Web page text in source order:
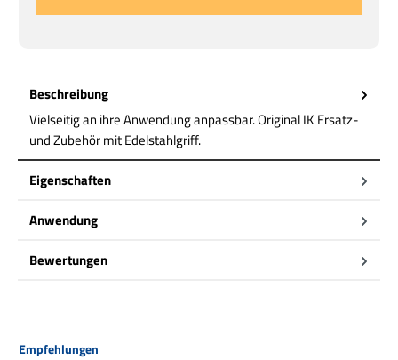
Beschreibung
Vielseitig an ihre Anwendung anpassbar. Original IK Ersatz-
und Zubehör mit Edelstahlgriff.
Eigenschaften
Anwendung
Bewertungen
Produktgalerie überspringen
Empfehlungen